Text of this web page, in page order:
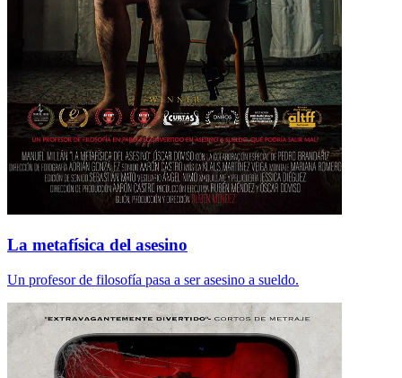
La metafísica del asesino
Un profesor de filosofía pasa a ser asesino a sueldo.